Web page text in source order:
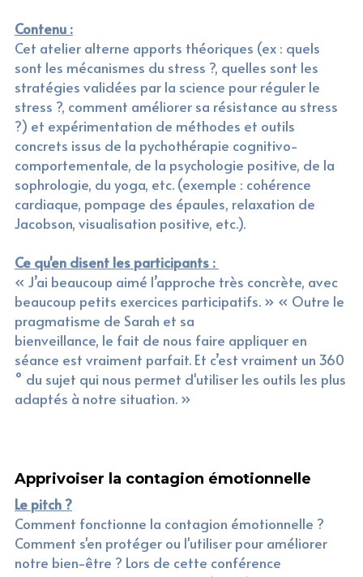
Contenu :
Cet atelier alterne apports théoriques (ex : quels
sont les mécanismes du stress ?, quelles sont les
stratégies validées par la science pour réguler le
stress ?, comment améliorer sa résistance au stress
?) et expérimentation de méthodes et outils
concrets issus de la pychothérapie cognitivo-
comportementale, de la psychologie positive, de la
sophrologie, du yoga, etc. (exemple : cohérence
cardiaque, pompage des épaules, relaxation de
Jacobson, visualisation positive, etc.).
Ce qu'en disent les participants :
« J’ai beaucoup aimé l’approche très concrète, avec
beaucoup petits exercices participatifs. » « Outre le
pragmatisme de Sarah et sa
bienveillance, le fait de nous faire appliquer en
séance est vraiment parfait. Et c’est vraiment un 360
° du sujet qui nous permet d'utiliser les outils les plus
adaptés à notre situation. »
Apprivoiser la contagion émotionnelle
Le pitch ?
Comment fonctionne la contagion émotionnelle ?
Comment s'en protéger ou l'utiliser pour améliorer
notre bien-être ? Lors de cette conférence